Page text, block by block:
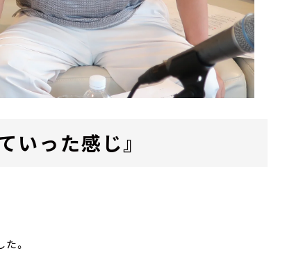
いった感じ』
。